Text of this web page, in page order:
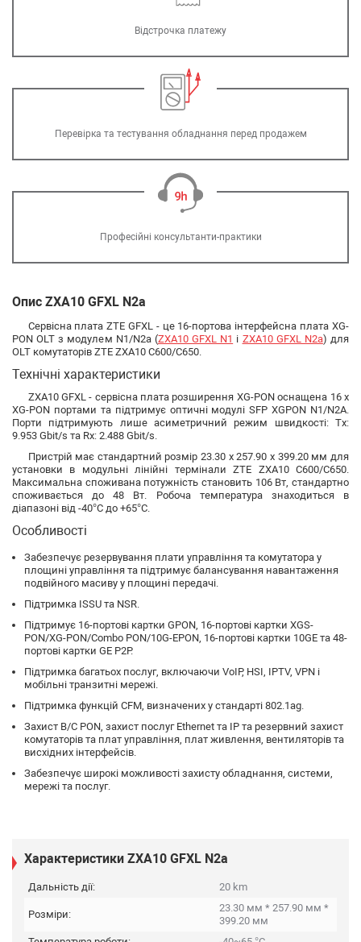
Відстрочка платежу
Перевірка та тестування обладнання перед продажем
Професійні консультанти-практики
Опис ZXA10 GFXL N2a
Сервісна плата ZTE GFXL - це 16-портова інтерфейсна плата XG-
PON OLT з модулем N1/N2a (ZXA10 GFXL N1 і ZXA10 GFXL N2a) для
OLT комутаторів ZTE ZXA10 C600/C650.
Технічні характеристики
ZXA10 GFXL - сервісна плата розширення XG-PON оснащена 16 х
XG-PON портами та підтримує оптичні модулі SFP XGPON N1/N2A.
Порти підтримують лише асиметричний режим швидкості: Tx:
9.953 Gbit/s та Rx: 2.488 Gbit/s.
Пристрій має стандартний розмір 23.30 х 257.90 х 399.20 мм для
установки в модульні лінійні термінали ZTE ZXA10 C600/C650.
Максимальна споживана потужність становить 106 Вт, стандартно
споживається до 48 Вт. Робоча температура знаходиться в
діапазоні від -40°C до +65°C.
Особливості
Забезпечує резервування плати управління та комутатора у
площині управління та підтримує балансування навантаження
подвійного масиву у площині передачі.
Підтримка ISSU та NSR.
Підтримує 16-портові картки GPON, 16-портові картки XGS-
PON/XG-PON/Combo PON/10G-EPON, 16-портові картки 10GE та 48-
портові картки GE P2P.
Підтримка багатьох послуг, включаючи VoIP, HSI, IPTV, VPN і
мобільні транзитні мережі.
Підтримка функцій CFM, визначених у стандарті 802.1ag.
Захист B/C PON, захист послуг Ethernet та IP та резервний захист
комутаторів та плат управління, плат живлення, вентиляторів та
висхідних інтерфейсів.
Забезпечує широкі можливості захисту обладнання, системи,
мережі та послуг.
Характеристики ZXA10 GFXL N2a
Дальність дії: 20 km
Розміри:
23.30 мм * 257.90 мм *
399.20 мм